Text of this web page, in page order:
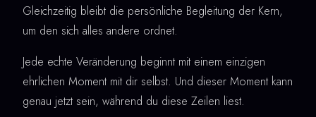
Gleichzeitig bleibt die persönliche Begleitung der Kern,
um den sich alles andere ordnet.
Jede echte Veränderung beginnt mit einem einzigen
ehrlichen Moment mit dir selbst. Und dieser Moment kann
genau jetzt sein, während du diese Zeilen liest.